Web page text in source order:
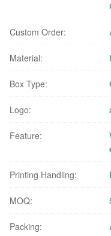
Custom Order:
Material:
Box Type:
Logo:
Feature:
Printing Handling:
MOQ:
Packing: